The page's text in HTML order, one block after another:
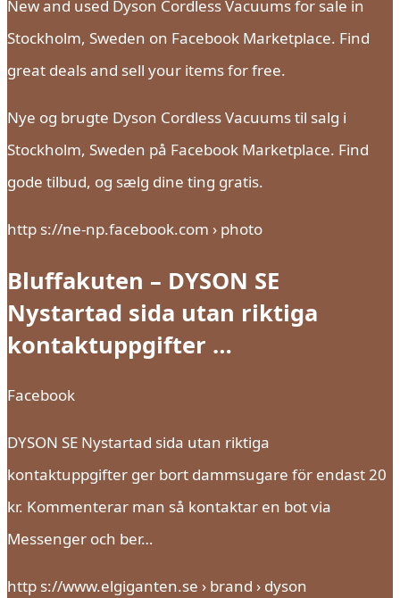
New and used Dyson Cordless Vacuums for sale in
Stockholm, Sweden on Facebook Marketplace. Find
great deals and sell your items for free.
Nye og brugte Dyson Cordless Vacuums til salg i
Stockholm, Sweden på Facebook Marketplace. Find
gode tilbud, og sælg dine ting gratis.
http s://ne-np.facebook.com › photo
Bluffakuten – DYSON SE
Nystartad sida utan riktiga
kontaktuppgifter …
Facebook
DYSON SE Nystartad sida utan riktiga
kontaktuppgifter ger bort dammsugare för endast 20
kr. Kommenterar man så kontaktar en bot via
Messenger och ber…
http s://www.elgiganten.se › brand › dyson